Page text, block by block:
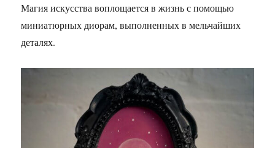
Магия искусства воплощается в жизнь с помощью
миниатюрных диорам, выполненных в мельчайших
деталях.